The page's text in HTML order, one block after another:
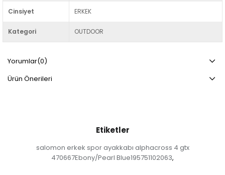
Cinsiyet ERKEK
Kategori OUTDOOR
Yorumlar(0)
Ürün Önerileri
Etiketler
salomon erkek spor ayakkabı alphacross 4 gtx
470667Ebony/Pearl Blue195751102063,